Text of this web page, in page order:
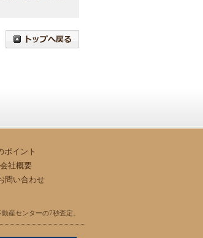
ポイント
会社概要
問い合わせ
産センターの7秒査定。